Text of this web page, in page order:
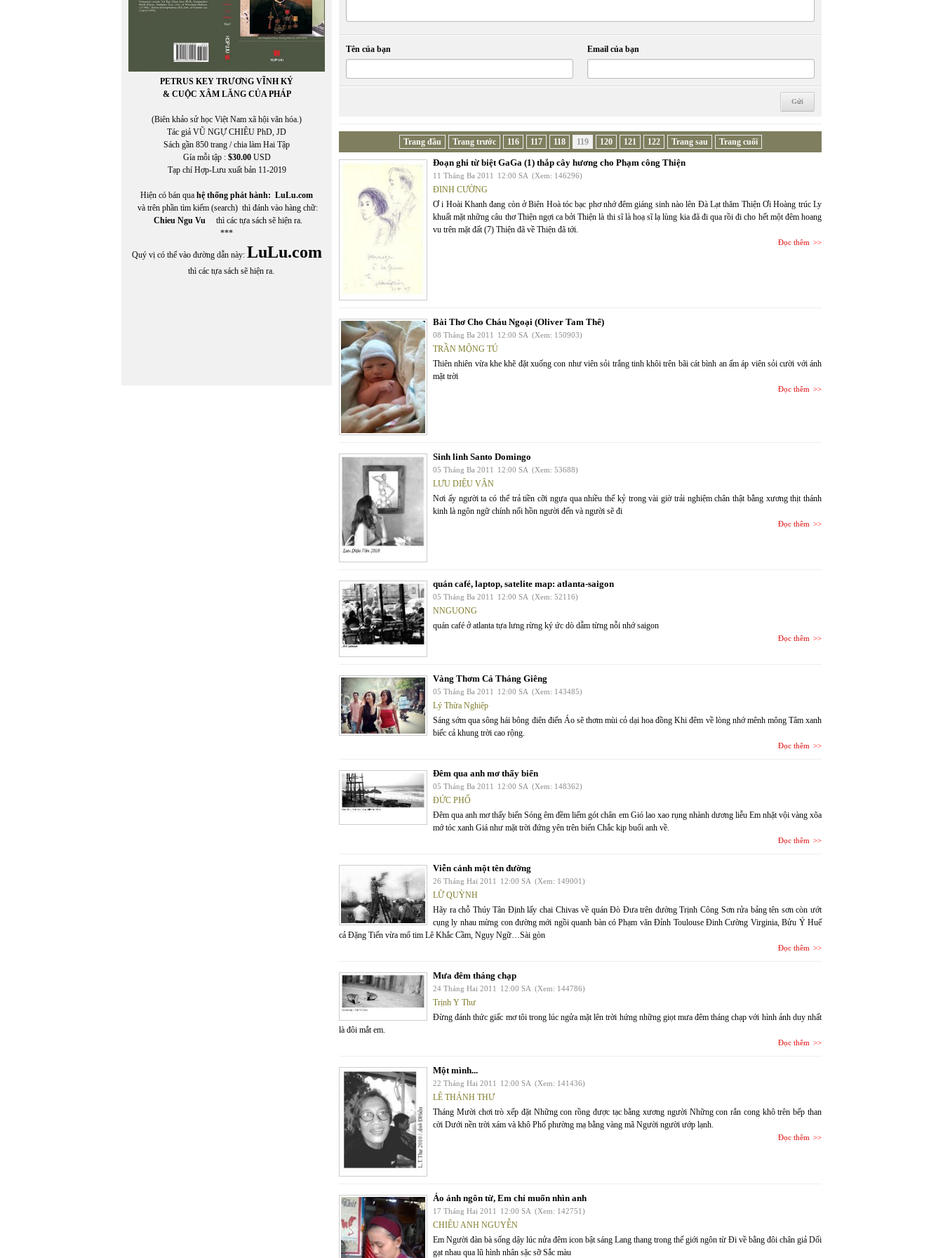
PETRUS KEY TRƯƠNG VĨNH KÝ
& CUỘC XÂM LĂNG CỦA PHÁP
(Biên khảo sử học Việt Nam xã hội văn hóa.)
Tác giả VŨ NGỰ CHIÊU PhD, JD
Sách gần 850 trang / chia làm Hai Tập
Gía mỗi tập : $30.00USD
Tạp chí Hợp-Lưu xuất bản 11-2019
Hiện có bán qua hệ thống phát hành: LuLu.com
và trên phần tìm kiếm (search) thì đánh vào hàng chữ:
Chieu Ngu Vu thì các tựa sách sẽ hiện ra.
***
Quý vị có thể vào đường dẫn này: LuLu.com
thì các tựa sách sẽ hiện ra.
Tên của bạn Email của bạn
Trang đầu Trang trước 116 117 118 119 120 121 122 Trang sau Trang cuối
Đoạn ghi từ biệt GaGa (1) thắp cây hương cho Phạm công Thiện
11 Tháng Ba 2011 12:00 SA (Xem: 146296)
ĐINH CƯỜNG
Ơ i Hoài Khanh đang còn ở Biên Hoà tóc bạc phơ nhớ đêm giáng sinh nào lên Đà Lạt thăm Thiện Ơi Hoàng trúc Ly
khuất mặt những câu thơ Thiện ngợi ca bởi Thiện là thi sĩ là hoạ sĩ lạ lùng kia đã đi qua rồi đi cho hết một đêm hoang
vu trên mặt đất (7) Thiện đã về Thiện đã tới.
Đọc thêm
Bài Thơ Cho Cháu Ngoại (Oliver Tam Thể)
08 Tháng Ba 2011 12:00 SA (Xem: 150903)
TRẦN MỘNG TÚ
Thiên nhiên vừa khe khẽ đặt xuống con như viên sỏi trắng tinh khôi trên bãi cát bình an ấm áp viên sỏi cười với ánh
mặt trời
Đọc thêm
Sinh linh Santo Domingo
05 Tháng Ba 2011 12:00 SA (Xem: 53688)
LƯU DIỆU VÂN
Nơi ấy người ta có thể trả tiền cỡi ngựa qua nhiều thế kỷ trong vài giờ trải nghiệm chân thật bằng xương thịt thánh
kinh là ngôn ngữ chính nối hồn người đến và người sẽ đi
Đọc thêm
quán café, laptop, satelite map: atlanta-saigon
05 Tháng Ba 2011 12:00 SA (Xem: 52116)
NNGUONG
quán café ở atlanta tựa lưng rừng ký ức dò dẫm từng nỗi nhớ saigon
Đọc thêm
Vàng Thơm Cả Tháng Giêng
05 Tháng Ba 2011 12:00 SA (Xem: 143485)
Lý Thừa Nghiệp
Sáng sớm qua sông hái bông điên điển Áo sẽ thơm mùi cỏ dại hoa đồng Khi đêm về lòng nhớ mênh mông Tâm xanh
biếc cả khung trời cao rộng.
Đọc thêm
Đêm qua anh mơ thấy biển
05 Tháng Ba 2011 12:00 SA (Xem: 148362)
ĐỨC PHỔ
Đêm qua anh mơ thấy biển Sóng êm đềm liếm gót chân em Gió lao xao rụng nhành dương liễu Em nhặt vội vàng xõa
mớ tóc xanh Giá như mặt trời đứng yên trên biển Chắc kịp buổi anh về.
Đọc thêm
Viễn cảnh một tên đường
26 Tháng Hai 2011 12:00 SA (Xem: 149001)
LỮ QUỲNH
Hãy ra chỗ Thúy Tân Định lấy chai Chivas về quán Đò Đưa trên đường Trịnh Công Sơn rửa bảng tên sơn còn ướt
cụng ly nhau mừng con đường mới ngồi quanh bàn có Phạm văn Đỉnh Toulouse Đinh Cường Virginia, Bửu Ý Huế
cả Đặng Tiến vừa mổ tim Lê Khắc Cầm, Ngụy Ngữ…Sài gòn
Đọc thêm
Mưa đêm tháng chạp
24 Tháng Hai 2011 12:00 SA (Xem: 144786)
Trịnh Y Thư
Đừng đánh thức giấc mơ tôi trong lúc ngửa mặt lên trời hứng những giọt mưa đêm tháng chạp với hình ảnh duy nhất
là đôi mắt em.
Đọc thêm
Một mình...
22 Tháng Hai 2011 12:00 SA (Xem: 141436)
LÊ THÁNH THƯ
Tháng Mười chơi trò xếp đặt Những con rồng được tạc bằng xương người Những con rắn cong khô trên bếp than
cời Dưới nền trời xám và khô Phố phường mạ bằng vàng mã Người người ướp lạnh.
Đọc thêm
Ảo ảnh ngôn từ, Em chỉ muốn nhìn anh
17 Tháng Hai 2011 12:00 SA (Xem: 142751)
CHIÊU ANH NGUYỄN
Em Người đàn bà sống dậy lúc nửa đêm icon bật sáng Lang thang trong thế giới ngôn từ Đi về bằng đôi chân giả Dối
gạt nhau qua lũ hình nhân sặc sỡ Sắc màu